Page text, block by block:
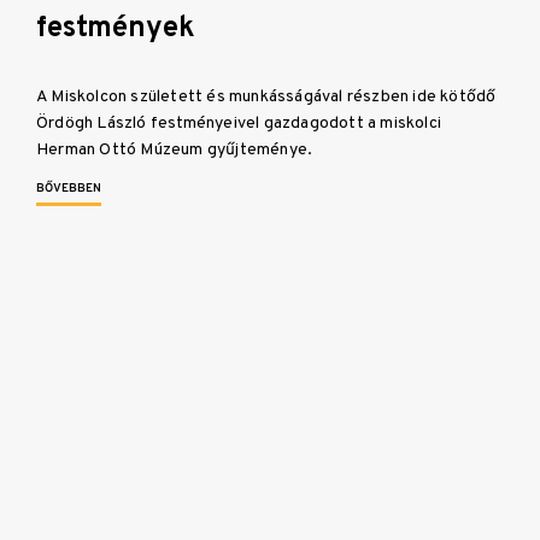
festmények
A Miskolcon született és munkásságával részben ide kötődő
Ördögh László festményeivel gazdagodott a miskolci
Herman Ottó Múzeum gyűjteménye.
BŐVEBBEN